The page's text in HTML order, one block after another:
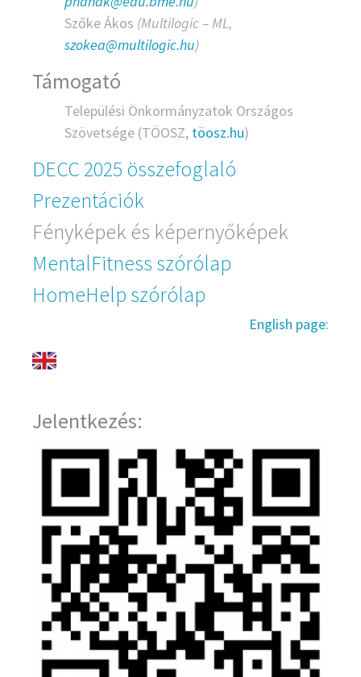
Szőke Ákos (Multilogic – ML,
szokea@multilogic.hu)
Támogató
Települési Önkormányzatok Országos
Szövetsége (TÖOSZ, töosz.hu)
DECC 2025 összefoglaló
Prezentációk
Fényképek és képernyőképek
MentalFitness szórólap
HomeHelp szórólap
English page:
Jelentkezés: